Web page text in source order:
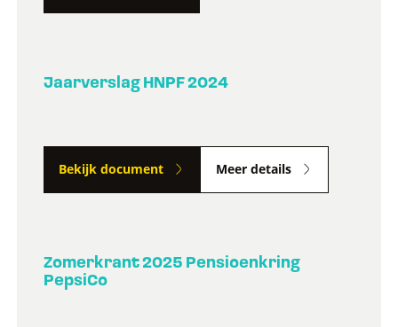
Jaarverslag HNPF 2024
Bekijk document Meer details
Zomerkrant 2025 Pensioenkring
PepsiCo